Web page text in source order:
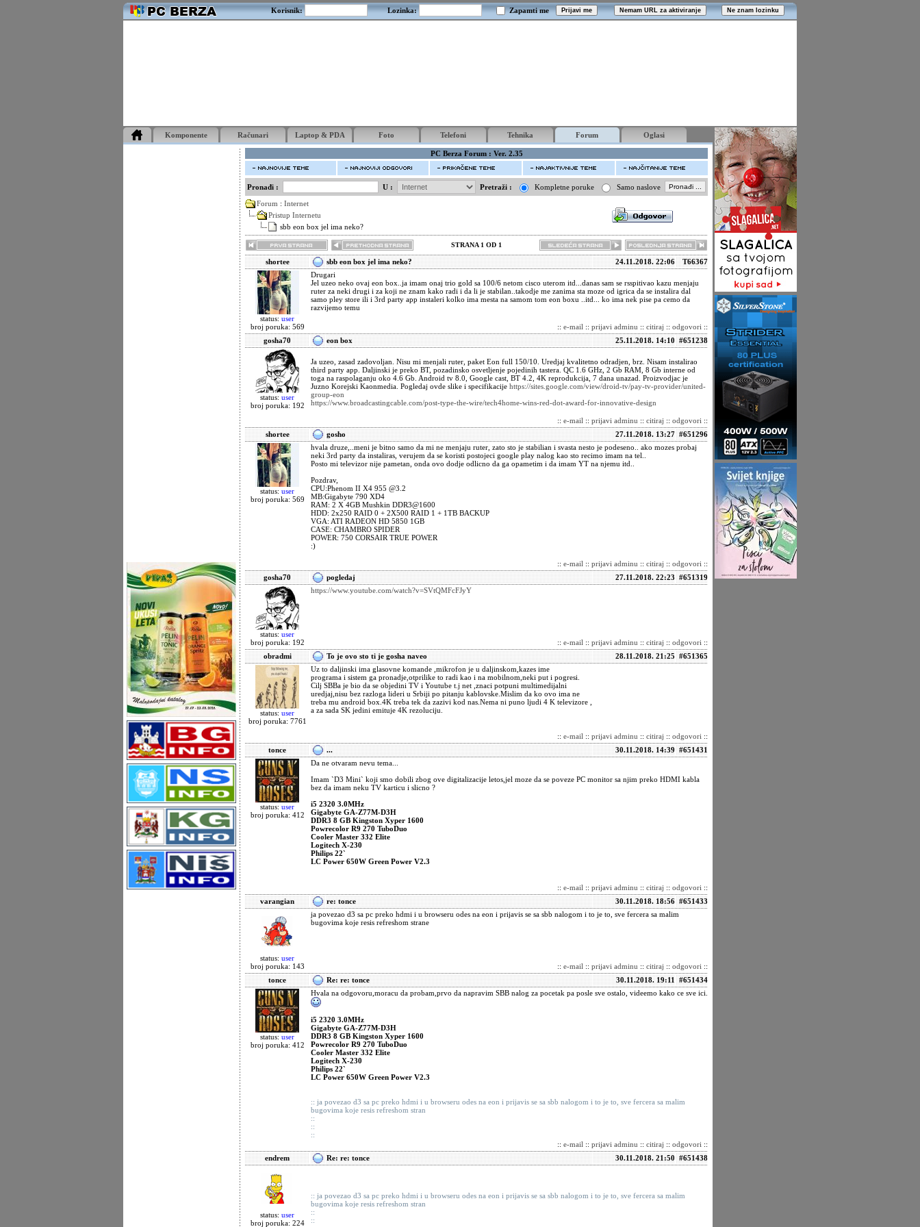
Korisnik: Lozinka: Zapamti me
Komponente Računari Laptop & PDA Foto Telefoni Tehnika Forum Oglasi
PC Berza Forum : Ver. 2.35
Pronađi : U : Pretraži : Kompletne poruke
Samo naslove
Forum : Internet
Pristup Internetu
sbb eon box jel ima neko?
STRANA 1 OD 1
shortee sbb eon box jel ima neko? 24.11.2018. 22:06 T66367
status: user
broj poruka: 569
Drugari
Jel uzeo neko ovaj eon box..ja imam onaj trio gold sa 100/6 netom cisco uterom itd...danas sam se rsspitivao kazu menjaju
ruter za neki drugi i za koji ne znam kako radi i da li je stabilan..takodje me zanima sta moze od igrica da se instalira dal
samo pley store ili i 3rd party app instaleri kolko ima mesta na samom tom eon boxu ..itd... ko ima nek pise pa cemo da
razvijemo temu
:: e-mail :: prijavi adminu :: citiraj :: odgovori ::
gosha70
eon box 25.11.2018. 14:10 #651238
status: user
broj poruka: 192
Ja uzeo, zasad zadovoljan. Nisu mi menjali ruter, paket Eon full 150/10. Uredjaj kvalitetno odradjen, brz. Nisam instalirao
third party app. Daljinski je preko BT, pozadinsko osvetljenje pojedinih tastera. QC 1.6 GHz, 2 Gb RAM, 8 Gb interne od
toga na raspolaganju oko 4.6 Gb. Android tv 8.0, Google cast, BT 4.2, 4K reprodukcija, 7 dana unazad. Proizvodjac je
Juzno Korejski Kaonmedia. Pogledaj ovde slike i specifikacije https://sites.google.com/view/droid-tv/pay-tv-provider/united-
group-eon
https://www.broadcastingcable.com/post-type-the-wire/tech4home-wins-red-dot-award-for-innovative-design
:: e-mail :: prijavi adminu :: citiraj :: odgovori ::
shortee
gosho 27.11.2018. 13:27 #651296
status: user
broj poruka: 569
hvala druze,..meni je bitno samo da mi ne menjaju ruter, zato sto je stabilian i svasta nesto je podeseno.. ako mozes probaj
neki 3rd party da instaliras, verujem da se koristi postojeci google play nalog kao sto recimo imam na tel..
Posto mi televizor nije pametan, onda ovo dodje odlicno da ga opametim i da imam YT na njemu itd..
Pozdrav,
CPU:Phenom II X4 955 @3.2
MB:Gigabyte 790 XD4
RAM: 2 X 4GB Mushkin DDR3@1600
HDD: 2x250 RAID 0 + 2X500 RAID 1 + 1TB BACKUP
VGA: ATI RADEON HD 5850 1GB
CASE: CHAMBRO SPIDER
POWER: 750 CORSAIR TRUE POWER
:)
:: e-mail :: prijavi adminu :: citiraj :: odgovori ::
gosha70
pogledaj 27.11.2018. 22:23 #651319
status: user
broj poruka: 192
https://www.youtube.com/watch?v=SVtQMFcFJyY
:: e-mail :: prijavi adminu :: citiraj :: odgovori ::
obradmi
To je ovo sto ti je gosha naveo 28.11.2018. 21:25 #651365
status: user
broj poruka: 7761
Uz to daljinski ima glasovne komande ,mikrofon je u daljinskom,kazes ime
programa i sistem ga pronadje,otprilike to radi kao i na mobilnom,neki put i pogresi.
Cilj SBBa je bio da se objedini TV i Youtube t.j net ,znaci potpuni multimedijalni
uredjaj,nisu bez razloga lideri u Srbiji po pitanju kablovske.Mislim da ko ovo ima ne
treba mu android box.4K treba tek da zazivi kod nas.Nema ni puno ljudi 4 K televizore ,
a za sada SK jedini emituje 4K rezoluciju.
:: e-mail :: prijavi adminu :: citiraj :: odgovori ::
tonce
... 30.11.2018. 14:39 #651431
status: user
broj poruka: 412
Da ne otvaram nevu tema...
Imam `D3 Mini` koji smo dobili zbog ove digitalizacije letos,jel moze da se poveze PC monitor sa njim preko HDMI kabla
bez da imam neku TV karticu i slicno ?
i5 2320 3.0MHz
Gigabyte GA-Z77M-D3H
DDR3 8 GB Kingston Xyper 1600
Powrecolor R9 270 TuboDuo
Cooler Master 332 Elite
Logitech X-230
Philips 22`
LC Power 650W Green Power V2.3
:: e-mail :: prijavi adminu :: citiraj :: odgovori ::
varangian
re: tonce 30.11.2018. 18:56 #651433
status: user
broj poruka: 143
ja povezao d3 sa pc preko hdmi i u browseru odes na eon i prijavis se sa sbb nalogom i to je to, sve fercera sa malim
bugovima koje resis refreshom strane
:: e-mail :: prijavi adminu :: citiraj :: odgovori ::
tonce
Re: re: tonce 30.11.2018. 19:11 #651434
status: user
broj poruka: 412
Hvala na odgovoru,moracu da probam,prvo da napravim SBB nalog za pocetak pa posle sve ostalo, videemo kako ce sve ici.
i5 2320 3.0MHz
Gigabyte GA-Z77M-D3H
DDR3 8 GB Kingston Xyper 1600
Powrecolor R9 270 TuboDuo
Cooler Master 332 Elite
Logitech X-230
Philips 22`
LC Power 650W Green Power V2.3
:: ja povezao d3 sa pc preko hdmi i u browseru odes na eon i prijavis se sa sbb nalogom i to je to, sve fercera sa malim
bugovima koje resis refreshom stran
::
::
::
:: e-mail :: prijavi adminu :: citiraj :: odgovori ::
endrem
Re: re: tonce 30.11.2018. 21:50 #651438
status: user
broj poruka: 224
:: ja povezao d3 sa pc preko hdmi i u browseru odes na eon i prijavis se sa sbb nalogom i to je to, sve fercera sa malim
bugovima koje resis refreshom stran
::
::